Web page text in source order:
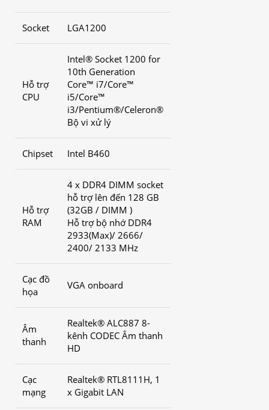
Socket LGA1200
Hỗ trợ
CPU
Intel® Socket 1200 for
10th Generation
Core™ i7/Core™
i5/Core™
i3/Pentium®/Celeron®
Bộ vi xử lý
Chipset Intel B460
Hỗ trợ
RAM
4 x DDR4 DIMM socket
hỗ trợ lên đến 128 GB
(32GB / DIMM )
Hỗ trợ bộ nhớ DDR4
2933(Max)/ 2666/
2400/ 2133 MHz
Cạc đồ
họa
VGA onboard
Âm
thanh
Realtek® ALC887 8-
kênh CODEC Âm thanh
HD
Cạc
mạng
Realtek® RTL8111H, 1
x Gigabit LAN